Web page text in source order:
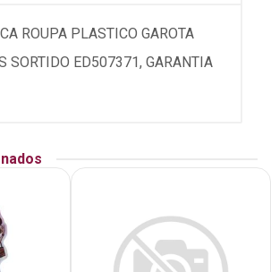
ROUPA PLASTICO GAROTA
SORTIDO ED507371, GARANTIA